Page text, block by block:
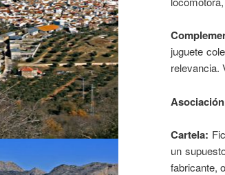
juguete
relevancia.
Cartela:
un
fabricante,